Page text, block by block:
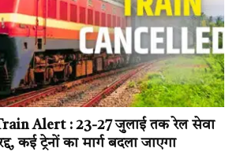
Alert : 23-27 जुलाई तक रेल सेवा
कई ट्रेनों का मार्ग बदला जाएगा